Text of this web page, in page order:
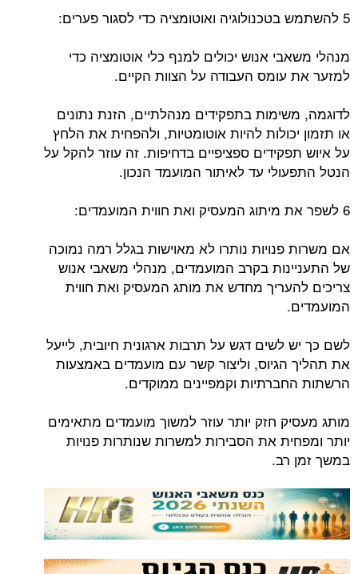
5 להשתמש בטכנולוגיה ואוטומציה כדי לסגור פערים:
מנהלי משאבי אנוש יכולים למנף כלי אוטומציה כדי
למזער את עומס העבודה על הצוות הקיים.
לדוגמה, משימות בתפקידים מנהלתיים, הזנת נתונים
או תזמון יכולות להיות אוטומטיות, ולהפחית את הלחץ
על איוש תפקידים ספציפיים בדחיפות. זה עוזר להקל על
הנטל התפעולי עד לאיתור המועמד הנכון.
6 לשפר את מיתוג המעסיק ואת חווית המועמדים:
אם משרות פנויות נותרו לא מאוישות בגלל רמה נמוכה
של התעניינות בקרב המועמדים, מנהלי משאבי אנוש
צריכים להעריך מחדש את מותג המעסיק ואת חווית
המועמדים.
לשם כך יש לשים דגש על תרבות ארגונית חיובית, לייעל
את תהליך הגיוס, וליצור קשר עם מועמדים באמצעות
הרשתות החברתיות וקמפיינים ממוקדים.
מותג מעסיק חזק יותר עוזר למשוך מועמדים מתאימים
יותר ומפחית את הסבירות למשרות שנותרות פנויות
במשך זמן רב.